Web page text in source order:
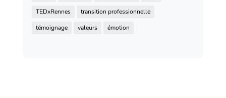
TEDxRennes
transition professionnelle
témoignage
valeurs émotion